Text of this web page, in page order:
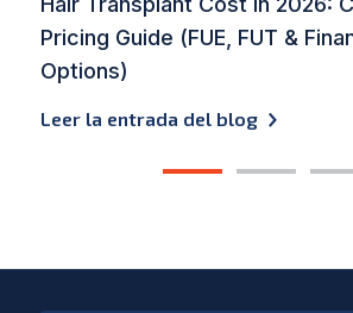
Pricing Guide (FUE, FUT &
Options)
Leer la entrada del blog